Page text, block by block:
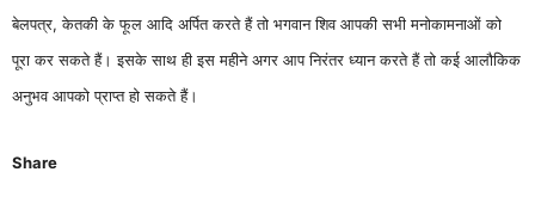
बेलपत्र, केतकी के फूल आदि अर्पित करते हैं तो भगवान शिव आपकी सभी मनोकामनाओं को
पूरा कर सकते हैं। इसके साथ ही इस महीने अगर आप निरंतर ध्यान करते हैं तो कई आलौकिक
अनुभव आपको प्राप्त हो सकते हैं।
Share